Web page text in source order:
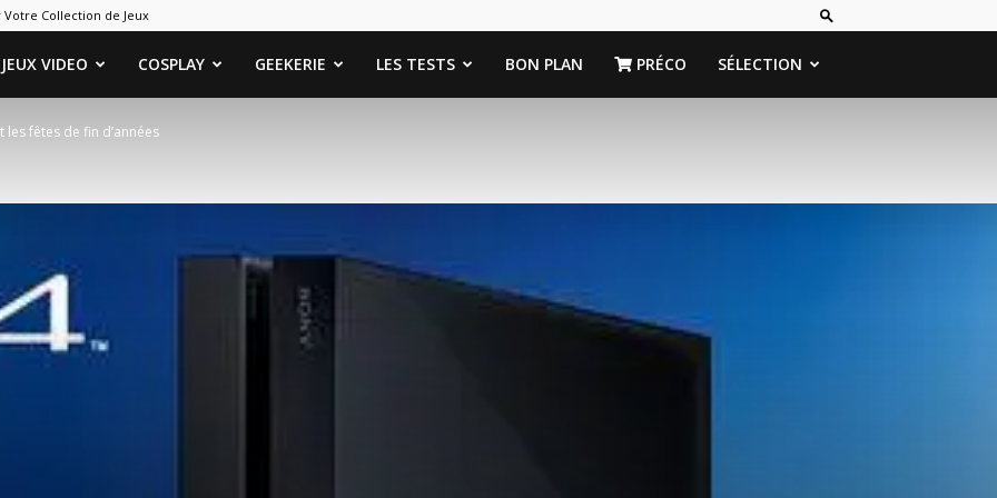
Votre Collection de Jeux
JEUX VIDEO COSPLAY GEEKERIE LES TESTS BON PLAN PRÉCO SÉLECTION
fêtes de fin d’années